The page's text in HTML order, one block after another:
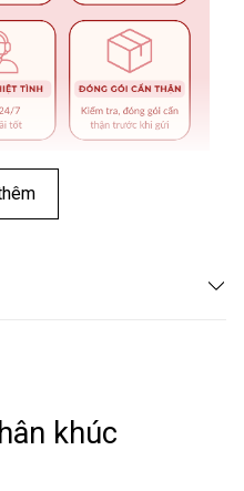
khúc